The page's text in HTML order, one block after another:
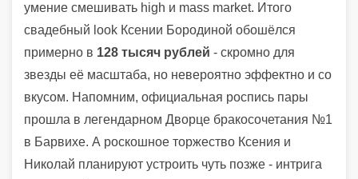
умение смешивать high и mass market. Итого
свадебный look Ксении Бородиной обошёлся
примерно в 128 тысяч рублей - скромно для
звезды её масштаба, но невероятно эффектно и со
вкусом. Напомним, официальная роспись пары
прошла в легендарном Дворце бракосочетания №1
в Барвихе. А роскошное торжество Ксения и
Николай планируют устроить чуть позже - интрига